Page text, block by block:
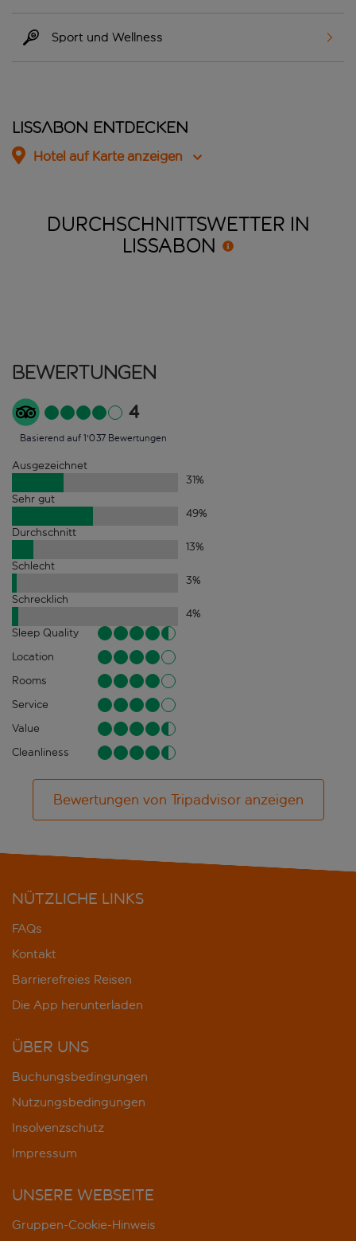
Sport und Wellness
Lissabon entdecken
Hotel auf Karte anzeigen
DURCHSCHNITTSWETTER IN
LISSABON
Bewertungen
4
Basierend auf 1'037 Bewertungen
Ausgezeichnet
31%
Sehr gut
49%
Durchschnitt
13%
Schlecht
3%
Schrecklich
4%
Sleep Quality
Location
Rooms
Service
Value
Cleanliness
Bewertungen von Tripadvisor anzeigen
NÜTZLICHE LINKS
FAQs
Kontakt
Barrierefreies Reisen
Die App herunterladen
ÜBER UNS
Buchungsbedingungen
Nutzungsbedingungen
Insolvenzschutz
Impressum
UNSERE WEBSEITE
Gruppen-Cookie-Hinweis